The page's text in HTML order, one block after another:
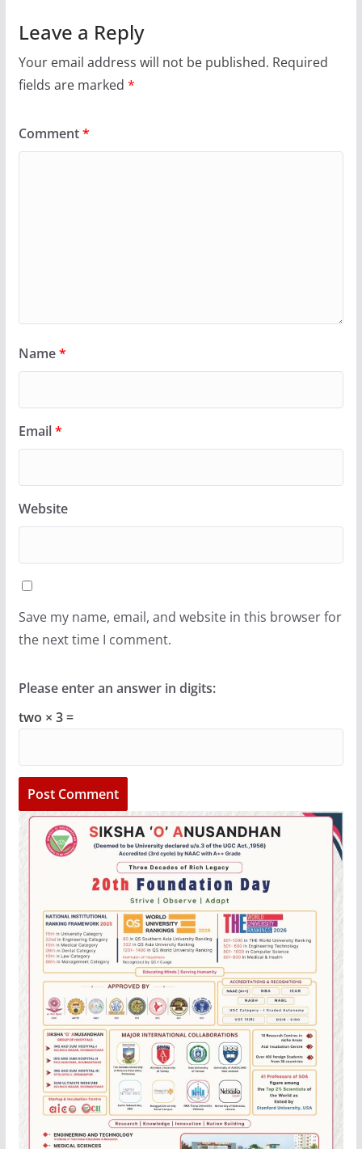
Leave a Reply
Your email address will not be published. Required
fields are marked *
Comment*
Name*
Email*
Website
Save my name, email, and website in this browser for
the next time I comment.
Please enter an answer in digits:
two × 3 =